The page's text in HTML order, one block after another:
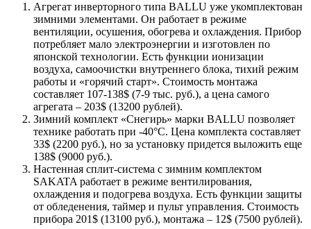
Агрегат инверторного типа BALLU уже укомплектован
зимними элементами. Он работает в режиме
вентиляции, осушения, обогрева и охлаждения. Прибор
потребляет мало электроэнергии и изготовлен по
японской технологии. Есть функции ионизации
воздуха, самоочистки внутреннего блока, тихий режим
работы и «горячий старт». Стоимость монтажа
составляет 107-138$ (7-9 тыс. руб.), а цена самого
агрегата – 203$ (13200 рублей).
Зимний комплект «Снегирь» марки BALLU позволяет
технике работать при -40°С. Цена комплекта составляет
33$ (2200 руб.), но за установку придется выложить еще
138$ (9000 руб.).
Настенная сплит-система с зимним комплектом
SAKATA работает в режиме вентилирования,
охлаждения и подогрева воздуха. Есть функции защиты
от обледенения, таймер и пульт управления. Стоимость
прибора 201$ (13100 руб.), монтажа – 12$ (7500 рублей).